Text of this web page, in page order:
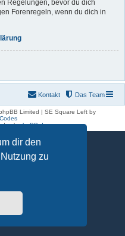
dir den
zu
Regelungen, bevor du dich
Forenregeln, wenn du dich in
Das Team
Kontakt
Limited | SE Square Left by
durchphpBB.de